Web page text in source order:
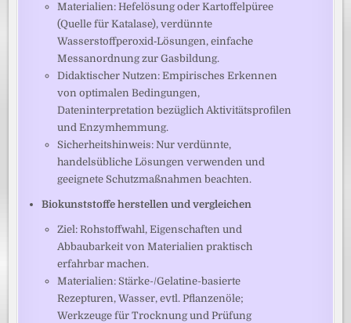
Materialien: Hefelösung oder Kartoffelpüree
(Quelle für Katalase), verdünnte
Wasserstoffperoxid‑Lösungen, einfache
Messanordnung zur Gasbildung.
Didaktischer Nutzen: Empirisches Erkennen
von optimalen Bedingungen,
Dateninterpretation bezüglich Aktivitätsprofilen
und Enzymhemmung.
Sicherheitshinweis: Nur verdünnte,
handelsübliche Lösungen verwenden und
geeignete Schutzmaßnahmen beachten.
Biokunststoffe herstellen und vergleichen
Ziel: Rohstoffwahl, Eigenschaften und
Abbaubarkeit von Materialien praktisch
erfahrbar machen.
Materialien: Stärke-/Gelatine-basierte
Rezepturen, Wasser, evtl. Pflanzenöle;
Werkzeuge für Trocknung und Prüfung